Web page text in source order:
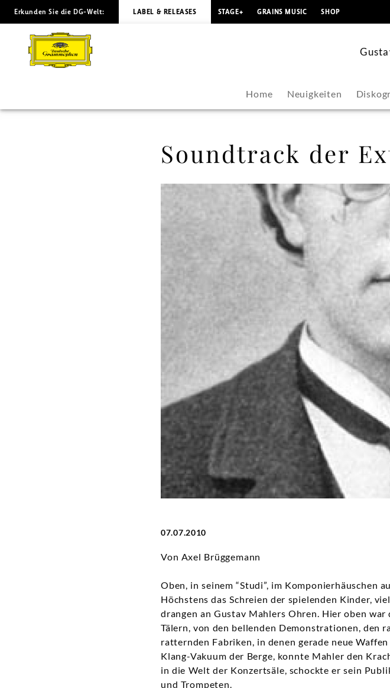
Soundtrack
-
Erkunden Sie die DG-Welt: LABEL & RELEASES STAGE+ GRAINS MUSIC SHOP
Home Neuigkeiten
Soundtrack der
07.07.2010
Von Axel Brüggemann
Oben, in seinem “Studi”, im Komponierhäuschen
Höchstens das Schreien der spielenden Kinder,
drangen an Gustav Mahlers Ohren. Hier oben
Tälern, von den bellenden Demonstrationen, den
ratternden Fabriken, in denen gerade neue
Klang-Vakuum der Berge, konnte Mahler den
in die Welt der Konzertsäle, schockte er sein
und Trompeten.